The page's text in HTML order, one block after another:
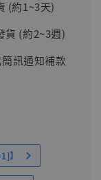
(約1~3天)
貨 (約2~3週)
訊通知補款
】